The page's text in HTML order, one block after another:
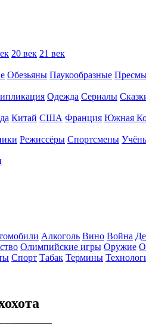
20 век 21 век
Обезьяны Паукообразные
Одежда Сериалы
Китай США Франция Южная
Режиссёры Спортсмены
Алкоголь Вино Война
Олимпийские игры Оружие
Спорт Табак Термины